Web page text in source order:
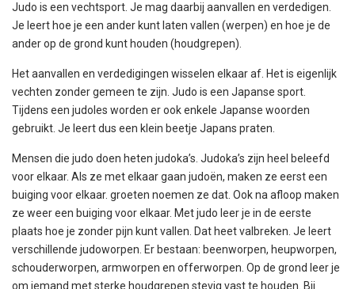
Judo is een vechtsport. Je mag daarbij aanvallen en verdedigen.
Je leert hoe je een ander kunt laten vallen (werpen) en hoe je de
ander op de grond kunt houden (houdgrepen).
Het aanvallen en verdedigingen wisselen elkaar af. Het is eigenlijk
vechten zonder gemeen te zijn. Judo is een Japanse sport.
Tijdens een judoles worden er ook enkele Japanse woorden
gebruikt. Je leert dus een klein beetje Japans praten.
Mensen die judo doen heten judoka’s. Judoka’s zijn heel beleefd
voor elkaar. Als ze met elkaar gaan judoën, maken ze eerst een
buiging voor elkaar. groeten noemen ze dat. Ook na afloop maken
ze weer een buiging voor elkaar. Met judo leer je in de eerste
plaats hoe je zonder pijn kunt vallen. Dat heet valbreken. Je leert
verschillende judoworpen. Er bestaan: beenworpen, heupworpen,
schouderworpen, armworpen en offerworpen. Op de grond leer je
om iemand met sterke houdgrepen stevig vast te houden. Bij